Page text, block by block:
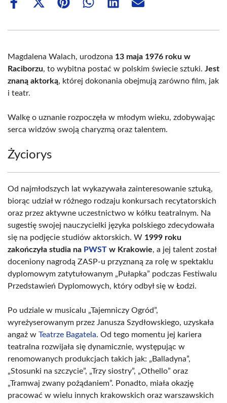
Share
Share
(Twitter)
Share Share Share Share
Magdalena Walach, urodzona 13 maja 1976 roku w
Raciborzu, to wybitna postać w polskim świecie sztuki. Jest
znaną aktorką, której dokonania obejmują zarówno film, jak
i teatr.
Walkę o uznanie rozpoczęła w młodym wieku, zdobywając
serca widzów swoją charyzmą oraz talentem.
Życiorys
Od najmłodszych lat wykazywała zainteresowanie sztuką,
biorąc udział w różnego rodzaju konkursach recytatorskich
oraz przez aktywne uczestnictwo w kółku teatralnym. Na
sugestię swojej nauczycielki języka polskiego zdecydowała
się na podjęcie studiów aktorskich. W 1999 roku
zakończyła studia na PWST w Krakowie, a jej talent został
doceniony nagrodą ZASP-u przyznaną za rolę w spektaklu
dyplomowym zatytułowanym „Pułapka” podczas Festiwalu
Przedstawień Dyplomowych, który odbył się w Łodzi.
Po udziale w musicalu „Tajemniczy Ogród”,
wyreżyserowanym przez Janusza Szydłowskiego, uzyskała
angaż w Teatrze Bagatela. Od tego momentu jej kariera
teatralna rozwijała się dynamicznie, występując w
renomowanych produkcjach takich jak: „Balladyna”,
„Stosunki na szczycie”, „Trzy siostry”, „Othello” oraz
„Tramwaj zwany pożądaniem”. Ponadto, miała okazję
pracować w wielu innych krakowskich oraz warszawskich